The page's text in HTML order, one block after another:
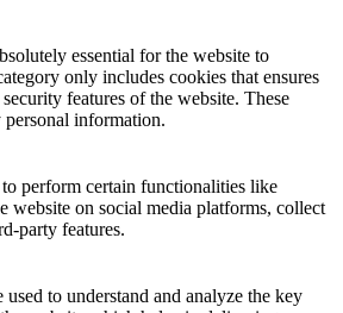
essential for the website to
only includes cookies that ensures
features of the website. These
information.
perform certain functionalities like
website on social media platforms, collect
party features.
used to understand and analyze the key